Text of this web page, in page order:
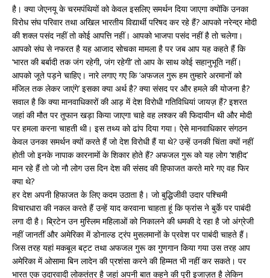
है। क्या जेएनयू के चरमपंथियों को केवल इसलिए समर्थन दिया जाएगा क्योंकि उनका
विरोध संघ परिवार तथा अखिल भारतीय विद्यार्थी परिषद कर रहे हैं? आपको नरेन्द्र मोदी
की शक्ल पसंद नहीं तो कोई आपत्ति नहीं। आपको भाजपा पसंद नहीं है तो चलेगा।
आपको संघ से नफरत है यह आजाद सोचका मामला है पर जब आप यह कहते हैं कि
‘भारत की बर्बादी तक जंग रहेगी, जंग रहेगी’ तो आप के साथ कोई सहानुभूति नहीं।
आपको जूते पड़ने चाहिए। नारे लगाए गए कि ‘अफजल गुरू हम तुम्हारे अरमानों को
मंजिल तक लेकर जाएंगे’ इसका क्या अर्थ है? क्या संसद पर और हमले की योजना है?
सवाल है कि क्या मानवाधिकारों की आड़ में देश विरोधी गतिविधियां जायज़ हैं? इशरत
जहां की मौत पर तूफान खड़ा किया जाएगा चाहे वह लश्कर की फिदायीन थी और मोदी
पर हमला करना चाहती थी। इस तथ्य को ढांप दिया गया। ऐसे मानवाधिकार संगठन
केवल उनका समर्थन क्यों करते हैं जो देश विरोधी हैं या थे? उन्हें उनकी चिंता क्यों नहीं
होती जो इनके नापाक कारनामों के शिकार होते हैं? अफजल गुरू को यह लोग ‘शहीद’
मान रहे हैं तो जो नौ लोग उस दिन देश की संसद की हिफाजत करते मारे गए वह फिर
क्या थे?
हर देश अपनी हिफाजत के लिए कदम उठाता है। जो बुद्धिजीवी उदार पश्चिमी
विचारधारा की नकल करते हैं उन्हें याद करवाना चाहता हूं कि फ्रांस ने बुर्के पर पाबंदी
लगा दी है। ब्रिटेन उन मुस्लिम महिलाओं को निकालने की धमकी दे रहा है जो अंग्रेजी
नहीं जानतीं और अमेरिका में डोनाल्ड ट्रंप मुसलमानों के प्रवेश पर पाबंदी चाहते हैं।
जिस तरह यहां मकबूल बट्ट तथा अफजल गुरू का गुणगान किया गया उस तरह आप
अमेरिका में ओसामा बिन लादेन की प्रशंसा करने की हिम्मत भी नहीं कर सकते। पर
भारत एक उदारवादी लोकतंत्र है जहां अपनी बात कहने की पूरी इजाज़त है लेकिन